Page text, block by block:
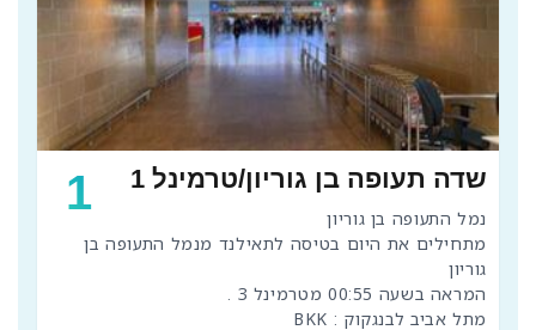
1 שדה תעופה בן גוריון/טרמינל 1
נמל התעופה בן גוריון
מתחילים את היום בטיסה לתאילנד מנמל התעופה בן
גוריון